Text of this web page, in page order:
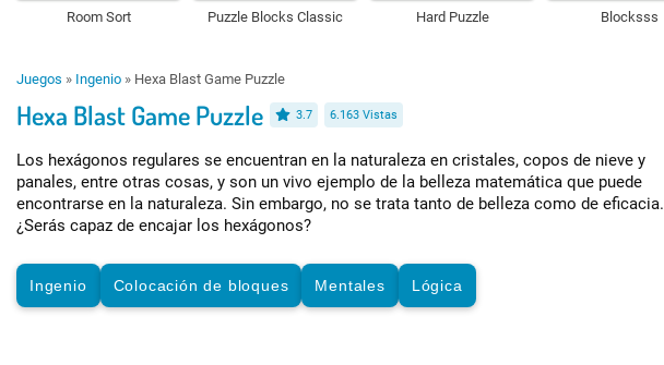
Room Sort Puzzle Blocks Classic Hard Puzzle Blocksss
Juegos » Ingenio » Hexa Blast Game Puzzle
Hexa Blast Game Puzzle 3.7 6.163 Vistas
Los hexágonos regulares se encuentran en la naturaleza en cristales, copos de nieve y
panales, entre otras cosas, y son un vivo ejemplo de la belleza matemática que puede
encontrarse en la naturaleza. Sin embargo, no se trata tanto de belleza como de eficacia.
¿Serás capaz de encajar los hexágonos?
Ingenio Colocación de bloques Mentales Lógica